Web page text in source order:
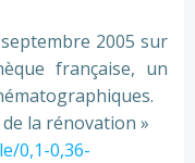
2005 sur
française, un
la rénovation »
0,1-0,36-